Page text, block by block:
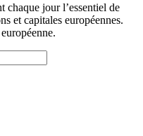
chaque jour l’essentiel de
et capitales européennes.